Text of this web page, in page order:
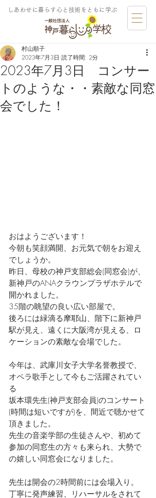
しあわせに暮らす​心と技術をともに学ぶ
2023年7月3日 コンサー
トのような・・素敵な同窓
会でした！
村山順子
2023年7月3日 読了時間: 2分
おはようございます！
今朝も笑顔満開、お元気で朝をお迎え
でしょうか。
昨日、母校の神戸支部総会(同窓会)が、
新神戸のANAクラウンプラザホテルで
開かれました。
35階の眺望の良い広い部屋で。
後ろには緑滴る摩耶山、階下に新神戸
駅が見え、遠くに大阪湾が見える、ロ
ケーションの素敵な会場でした。
今年は、武庫川女子大学名誉教授で、
オペラ歌手として今もご活躍されてい
る
坂本環先生(神戸支部会員)のコンサート
(時間は短いですが)を、間近で聴かせて
頂きました。
先生の音楽学部の生徒さんや、初めて
参加の同窓生の方々も来られ、大勢で
の嬉しい同窓会になりました。
先生は開会の2時間前には会場入り。
丁寧に発声練習、リハーサルをされて